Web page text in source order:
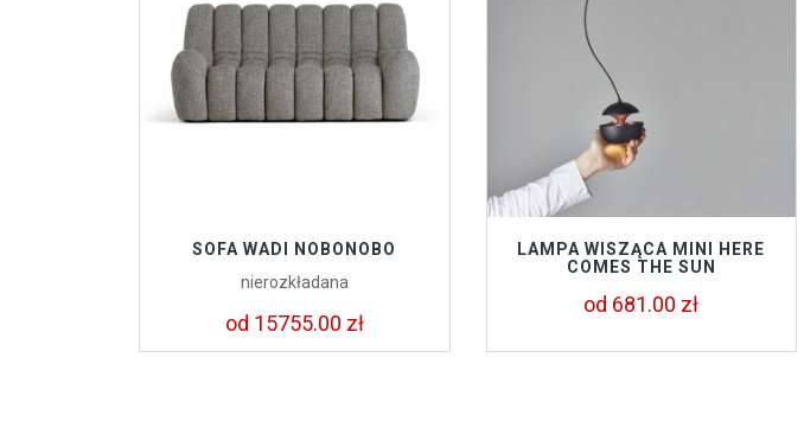
SOFA WADI NOBONOBO
nierozkładana
od 15755.00 zł
LAMPA WISZĄCA MINI HERE
COMES THE SUN
od 681.00 zł